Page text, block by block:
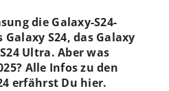
die Galaxy-S24-
S24, das Galaxy
Ultra. Aber was
? Alle Infos zu den
erfährst Du hier.